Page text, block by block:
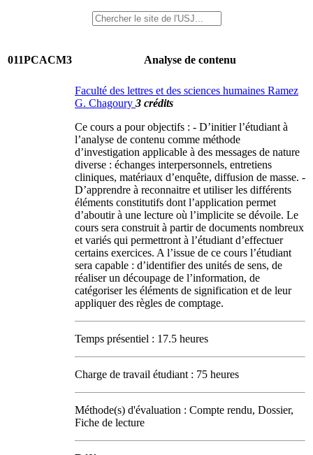
011PCACM3 Analyse de contenu
Faculté des lettres et des sciences humaines Ramez
G. Chagoury 3 crédits
Ce cours a pour objectifs : - D’initier l’étudiant à
l’analyse de contenu comme méthode
d’investigation applicable à des messages de nature
diverse : échanges interpersonnels, entretiens
cliniques, matériaux d’enquête, diffusion de masse. -
D’apprendre à reconnaitre et utiliser les différents
éléments constitutifs dont l’application permet
d’aboutir à une lecture où l’implicite se dévoile. Le
cours sera construit à partir de documents nombreux
et variés qui permettront à l’étudiant d’effectuer
certains exercices. A l’issue de ce cours l’étudiant
sera capable : d’identifier des unités de sens, de
réaliser un découpage de l’information, de
catégoriser les éléments de signification et de leur
appliquer des règles de comptage.
Temps présentiel : 17.5 heures
Charge de travail étudiant : 75 heures
Méthode(s) d'évaluation : Compte rendu, Dossier,
Fiche de lecture